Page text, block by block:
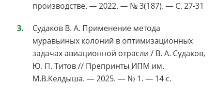
производстве. — 2022. — № 3(187). — С. 27-31
Судаков В. А. Применение метода
муравьиных колоний в оптимизационных
задачах авиационной отрасли / В. А. Судаков,
Ю. П. Титов // Препринты ИПМ им.
М.В.Келдыша. — 2025. — № 1. — 14 с.